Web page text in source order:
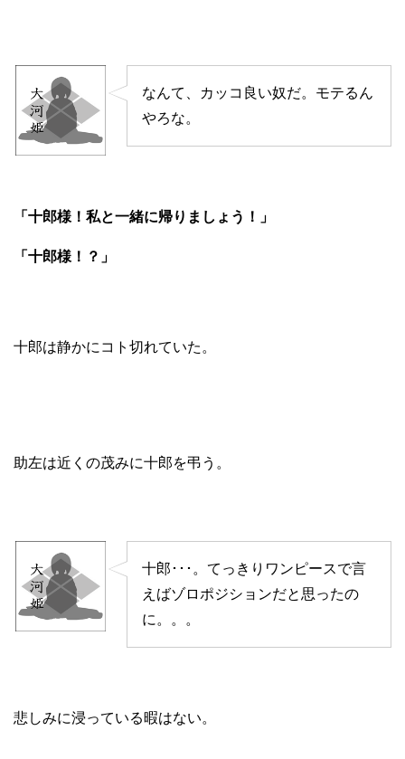
なんて、カッコ良い奴だ。モテるん
やろな。
「十郎様！私と一緒に帰りましょう！」
「十郎様！？」
十郎は静かにコト切れていた。
助左は近くの茂みに十郎を弔う。
十郎･･･。てっきりワンピースで言
えばゾロポジションだと思ったの
に。。。
悲しみに浸っている暇はない。